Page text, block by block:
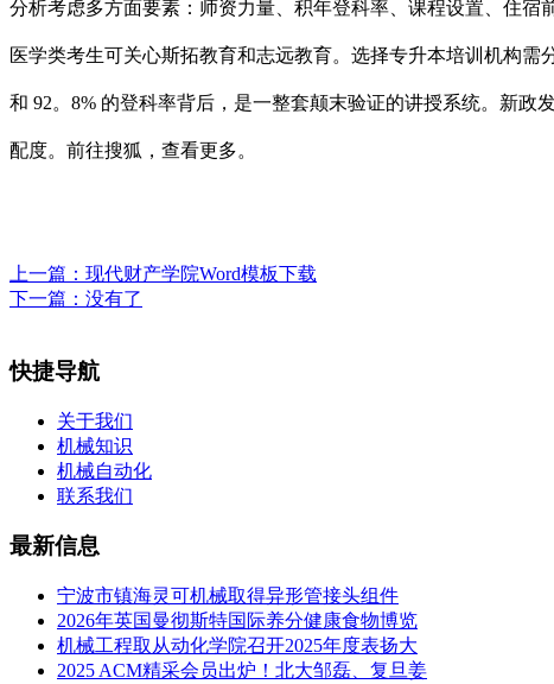
分析考虑多方面要素：师资力量、积年登科率、课程设置、住
医学类考生可关心斯拓教育和志远教育。选择专升本培训机构
和 92。8% 的登科率背后，是一整套颠末验证的讲授系统。新
配度。前往搜狐，查看更多。
上一篇： 现代财产学院Word模板下载
下一篇：没有了
快捷导航
关于我们
机械知识
机械自动化
联系我们
最新信息
宁波市镇海灵可机械取得异形管接头组件
2026年英国曼彻斯特国际养分健康食物博览
机械工程取从动化学院召开2025年度表扬大
2025 ACM精采会员出炉！北大邹磊、复旦姜